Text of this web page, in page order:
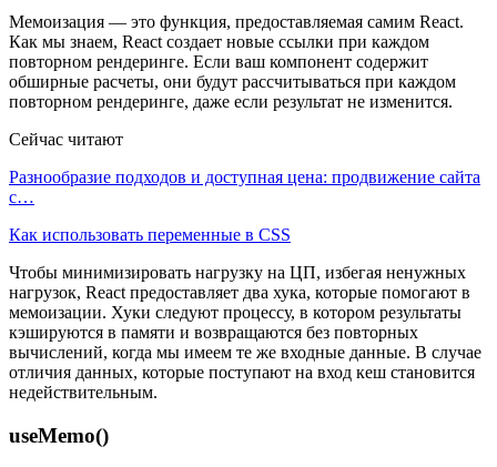
Мемоизация — это функция, предоставляемая самим React.
Как мы знаем, React создает новые ссылки при каждом
повторном рендеринге. Если ваш компонент содержит
обширные расчеты, они будут рассчитываться при каждом
повторном рендеринге, даже если результат не изменится.
Сейчас читают
Разнообразие подходов и доступная цена: продвижение сайта
с…
Как использовать переменные в CSS
Чтобы минимизировать нагрузку на ЦП, избегая ненужных
нагрузок, React предоставляет два хука, которые помогают в
мемоизации. Хуки следуют процессу, в котором результаты
кэшируются в памяти и возвращаются без повторных
вычислений, когда мы имеем те же входные данные. В случае
отличия данных, которые поступают на вход кеш становится
недействительным.
useMemo()